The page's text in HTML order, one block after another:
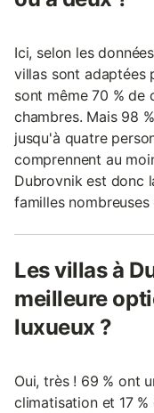
Ici, selon les
villas sont adaptées
sont même 70 % de
chambres. Mais 98
jusqu'à quatre
comprennent au
Dubrovnik est donc
familles nombreuses
Les villas à
meilleure
luxueux ?
Oui, très ! 69 % ont
climatisation et 17